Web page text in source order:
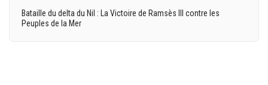
Bataille du delta du Nil : La Victoire de Ramsès III contre les
Peuples de la Mer